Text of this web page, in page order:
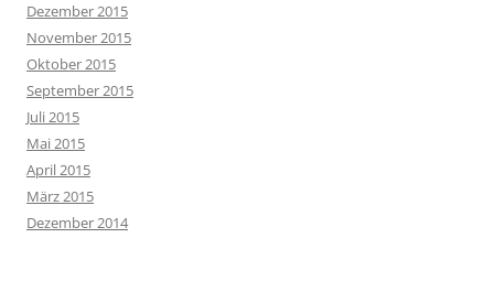
Dezember 2015
November 2015
Oktober 2015
September 2015
Juli 2015
Mai 2015
April 2015
März 2015
Dezember 2014